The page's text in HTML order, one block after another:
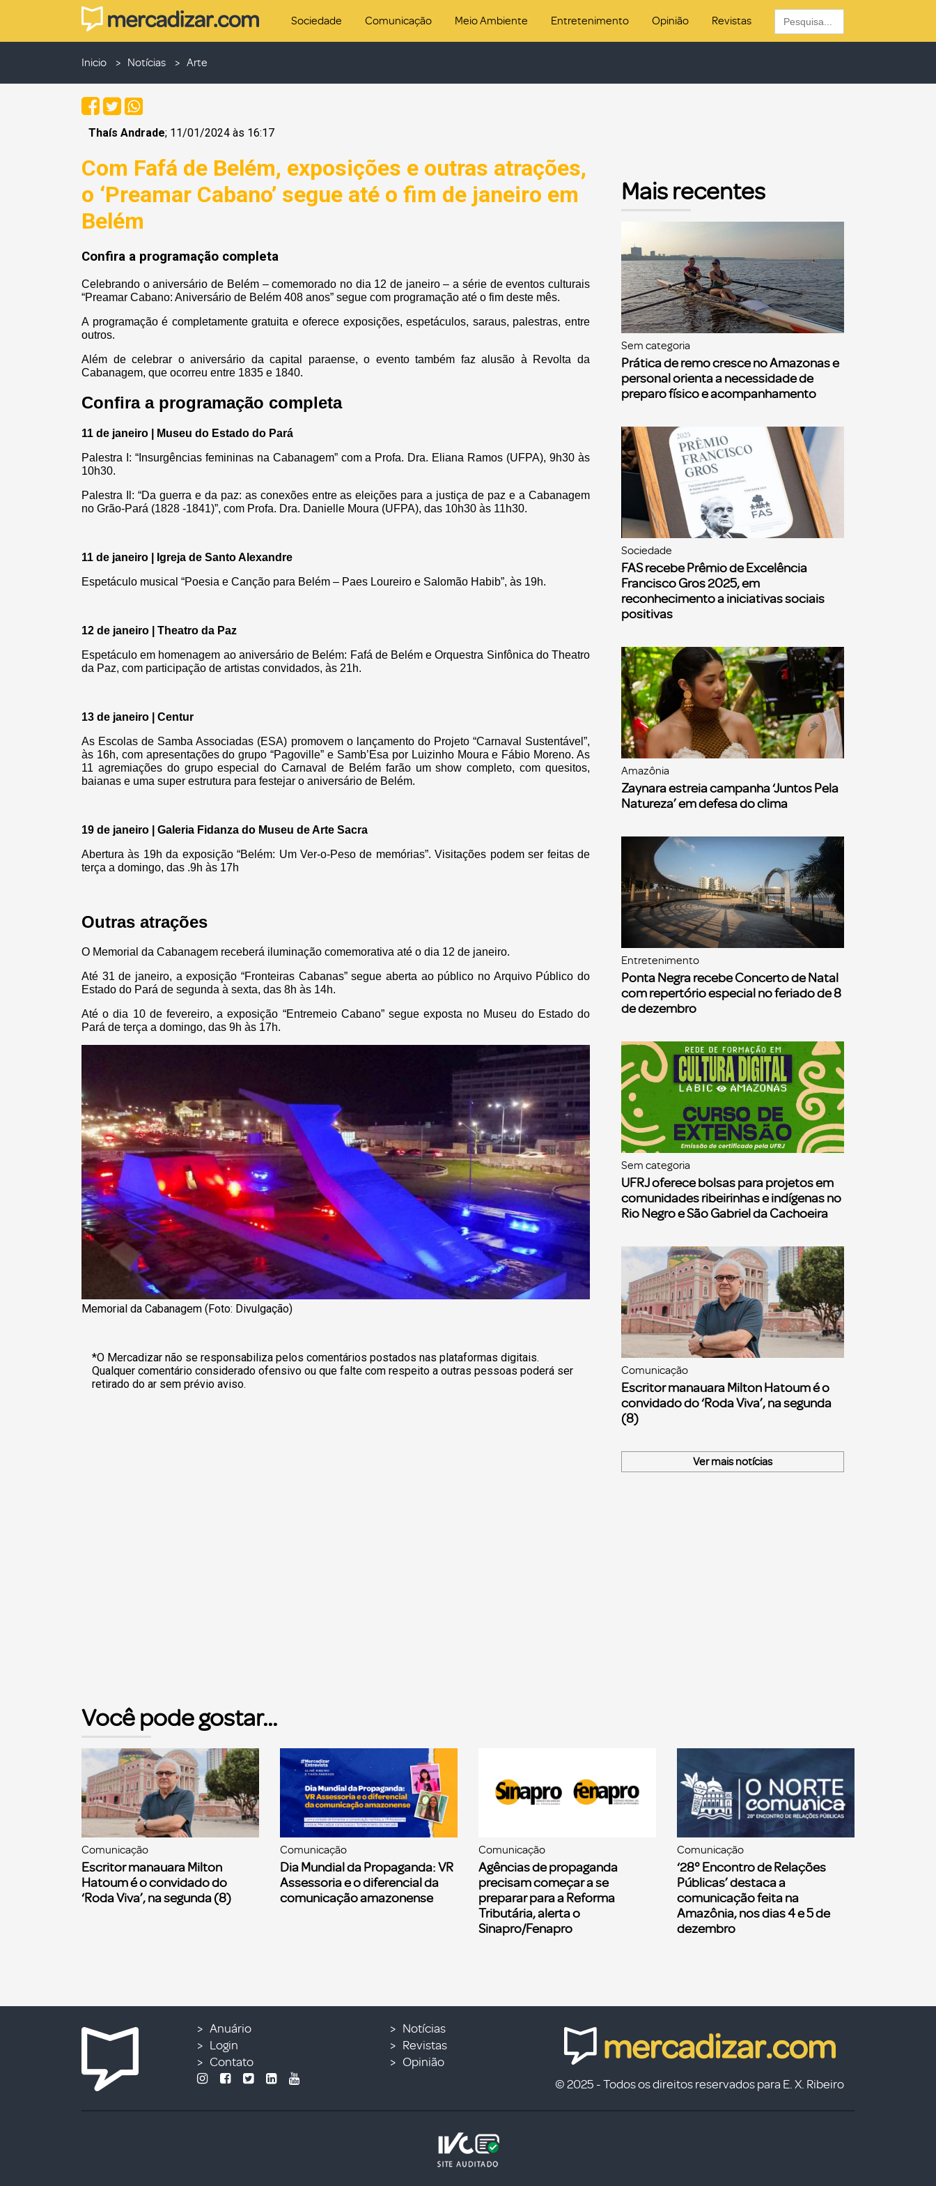
Sociedade Comunicação Meio Ambiente Entretenimento Opinião Revistas
Search
for:
Inicio Notícias Arte
Thaís Andrade; 11/01/2024 às 16:17
Com Fafá de Belém, exposições e outras atrações,
o ‘Preamar Cabano’ segue até o fim de janeiro em
Belém
Confira a programação completa
Celebrando o aniversário de Belém – comemorado no dia 12 de janeiro – a série de eventos culturais
“Preamar Cabano: Aniversário de Belém 408 anos” segue com programação até o fim deste mês.
A programação é completamente gratuita e oferece exposições, espetáculos, saraus, palestras, entre
outros.
Além de celebrar o aniversário da capital paraense, o evento também faz alusão à Revolta da
Cabanagem, que ocorreu entre 1835 e 1840.
Confira a programação completa
11 de janeiro | Museu do Estado do Pará
Palestra I: “Insurgências femininas na Cabanagem” com a Profa. Dra. Eliana Ramos (UFPA), 9h30 às
10h30.
Palestra Il: “Da guerra e da paz: as conexões entre as eleições para a justiça de paz e a Cabanagem
no Grão-Pará (1828 -1841)”, com Profa. Dra. Danielle Moura (UFPA), das 10h30 às 11h30.
11 de janeiro | Igreja de Santo Alexandre
Espetáculo musical “Poesia e Canção para Belém – Paes Loureiro e Salomão Habib”, às 19h.
12 de janeiro | Theatro da Paz
Espetáculo em homenagem ao aniversário de Belém: Fafá de Belém e Orquestra Sinfônica do Theatro
da Paz, com participação de artistas convidados, às 21h.
13 de janeiro | Centur
As Escolas de Samba Associadas (ESA) promovem o lançamento do Projeto “Carnaval Sustentável”,
às 16h, com apresentações do grupo “Pagoville” e Samb’Esa por Luizinho Moura e Fábio Moreno. As
11 agremiações do grupo especial do Carnaval de Belém farão um show completo, com quesitos,
baianas e uma super estrutura para festejar o aniversário de Belém.
19 de janeiro | Galeria Fidanza do Museu de Arte Sacra
Abertura às 19h da exposição “Belém: Um Ver-o-Peso de memórias”. Visitações podem ser feitas de
terça a domingo, das .9h às 17h
Outras atrações
O Memorial da Cabanagem receberá iluminação comemorativa até o dia 12 de janeiro.
Até 31 de janeiro, a exposição “Fronteiras Cabanas” segue aberta ao público no Arquivo Público do
Estado do Pará de segunda à sexta, das 8h às 14h.
Até o dia 10 de fevereiro, a exposição “Entremeio Cabano” segue exposta no Museu do Estado do
Pará de terça a domingo, das 9h às 17h.
Memorial da Cabanagem (Foto: Divulgação)
*O Mercadizar não se responsabiliza pelos comentários postados nas plataformas digitais.
Qualquer comentário considerado ofensivo ou que falte com respeito a outras pessoas poderá ser
retirado do ar sem prévio aviso.
Mais recentes
Sem categoria
Prática de remo cresce no Amazonas e
personal orienta a necessidade de
preparo físico e acompanhamento
Sociedade
FAS recebe Prêmio de Excelência
Francisco Gros 2025, em
reconhecimento a iniciativas sociais
positivas
Amazônia
Zaynara estreia campanha ‘Juntos Pela
Natureza’ em defesa do clima
Entretenimento
Ponta Negra recebe Concerto de Natal
com repertório especial no feriado de 8
de dezembro
Sem categoria
UFRJ oferece bolsas para projetos em
comunidades ribeirinhas e indígenas no
Rio Negro e São Gabriel da Cachoeira
Comunicação
Escritor manauara Milton Hatoum é o
convidado do ‘Roda Viva’, na segunda
(8)
Ver mais notícias
Você pode gostar...
Comunicação
Escritor manauara Milton
Hatoum é o convidado do
‘Roda Viva’, na segunda (8)
Comunicação
Dia Mundial da Propaganda: VR
Assessoria e o diferencial da
comunicação amazonense
Comunicação
Agências de propaganda
precisam começar a se
preparar para a Reforma
Tributária, alerta o
Sinapro/Fenapro
Comunicação
‘28° Encontro de Relações
Públicas’ destaca a
comunicação feita na
Amazônia, nos dias 4 e 5 de
dezembro
Anuário
Login
Contato
Notícias
Revistas
Opinião
© 2025 - Todos os direitos reservados para E. X. Ribeiro